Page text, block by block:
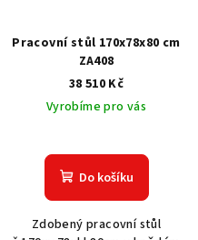
Pracovní stůl 170x78x80 cm
ZA408
38 510 Kč
Vyrobíme pro vás
Do košíku
Zdobený pracovní stůl